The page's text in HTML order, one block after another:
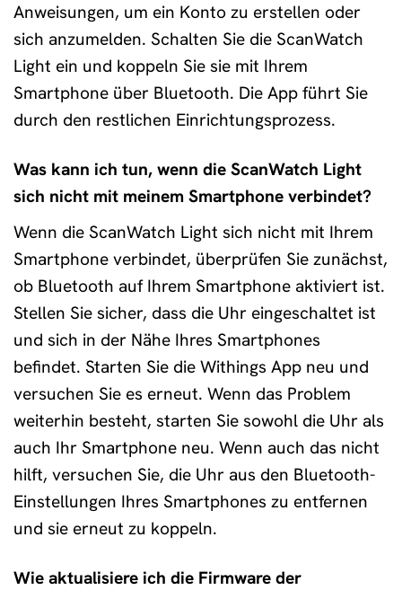
Anweisungen, um ein Konto zu erstellen oder
sich anzumelden. Schalten Sie die ScanWatch
Light ein und koppeln Sie sie mit Ihrem
Smartphone über Bluetooth. Die App führt Sie
durch den restlichen Einrichtungsprozess.
Was kann ich tun, wenn die ScanWatch Light
sich nicht mit meinem Smartphone verbindet?
Wenn die ScanWatch Light sich nicht mit Ihrem
Smartphone verbindet, überprüfen Sie zunächst,
ob Bluetooth auf Ihrem Smartphone aktiviert ist.
Stellen Sie sicher, dass die Uhr eingeschaltet ist
und sich in der Nähe Ihres Smartphones
befindet. Starten Sie die Withings App neu und
versuchen Sie es erneut. Wenn das Problem
weiterhin besteht, starten Sie sowohl die Uhr als
auch Ihr Smartphone neu. Wenn auch das nicht
hilft, versuchen Sie, die Uhr aus den Bluetooth-
Einstellungen Ihres Smartphones zu entfernen
und sie erneut zu koppeln.
Wie aktualisiere ich die Firmware der